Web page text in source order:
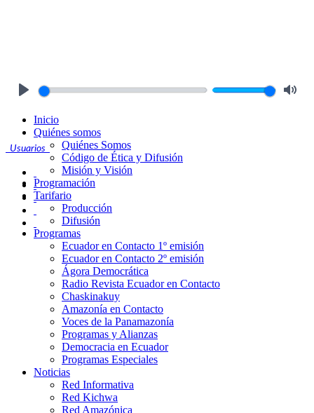
Usuarios
Inicio
Quiénes somos
Quiénes Somos
Código de Ética y Difusión
Misión y Visión
Programación
Tarifario
Producción
Difusión
Programas
Ecuador en Contacto 1º emisión
Ecuador en Contacto 2º emisión
Ágora Democrática
Radio Revista Ecuador en Contacto
Chaskinakuy
Amazonía en Contacto
Voces de la Panamazonía
Programas y Alianzas
Democracia en Ecuador
Programas Especiales
Noticias
Red Informativa
Red Kichwa
Red Amazónica